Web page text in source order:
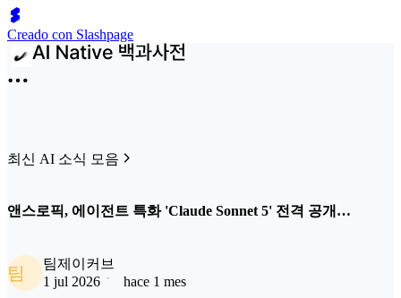
Creado con Slashpage
최신 AI 소식 모음
앤스로픽, 에이전트 특화 'Claude Sonnet 5' 전격 공개…
팀
팀제이커브
1 jul 2026
hace 1 mes